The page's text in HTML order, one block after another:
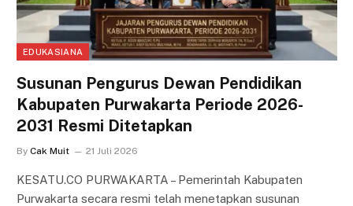
EDUKASIANA
Susunan Pengurus Dewan Pendidikan
Kabupaten Purwakarta Periode 2026-
2031 Resmi Ditetapkan
By Cak Muit 21 Juli 2026
KESATU.CO PURWAKARTA – Pemerintah Kabupaten
Purwakarta secara resmi telah menetapkan susunan